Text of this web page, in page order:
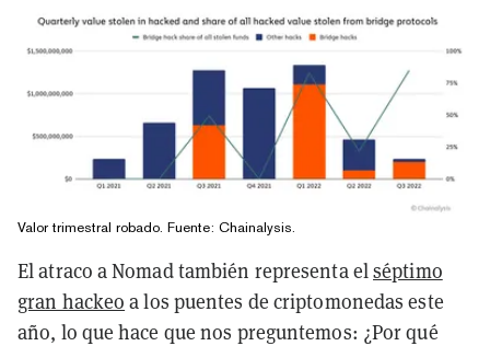
Valor trimestral robado. Fuente: Chainalysis.
El atraco a Nomad también representa elséptimo
gran hackeo a los puentes de criptomonedas este
año, lo que hace que nos preguntemos: ¿Por qué